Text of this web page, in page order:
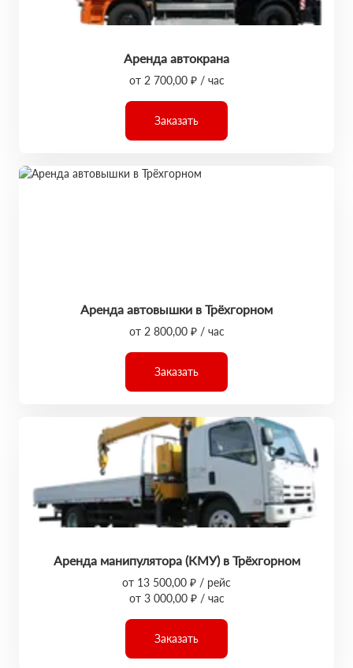
Аренда автокрана
от 2 700,00 ₽ / час
Заказать
Аренда автовышки в Трёхгорном
от 2 800,00 ₽ / час
Заказать
Аренда манипулятора (КМУ) в Трёхгорном
от 13 500,00 ₽ / рейс
от 3 000,00 ₽ / час
Заказать